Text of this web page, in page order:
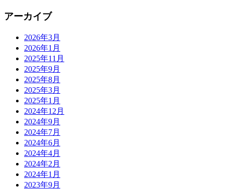
アーカイブ
2026年3月
2026年1月
2025年11月
2025年9月
2025年8月
2025年3月
2025年1月
2024年12月
2024年9月
2024年7月
2024年6月
2024年4月
2024年2月
2024年1月
2023年9月